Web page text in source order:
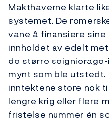
Makthaverne klarte
systemet. De
vane å finansiere
innholdet av edelt
de større
mynt som ble utstedt.
inntektene store nok
lengre krig eller flere
fristelse nummer én